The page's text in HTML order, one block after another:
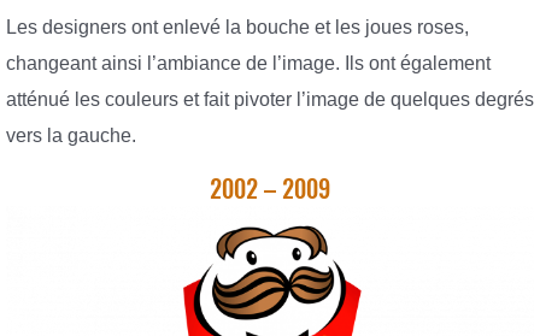
Les designers ont enlevé la bouche et les joues roses,
changeant ainsi l’ambiance de l’image. Ils ont également
atténué les couleurs et fait pivoter l’image de quelques degrés
vers la gauche.
2002 – 2009